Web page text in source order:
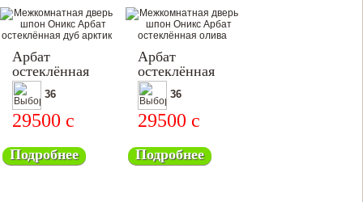
Арбат
остеклённая
36
29500 c
Подробнее
Арбат
остеклённая
36
29500 c
Подробнее